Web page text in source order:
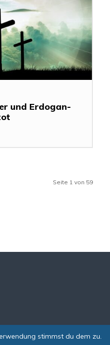
und Erdogan-
Seite 1 von 59
stimmst du dem zu.